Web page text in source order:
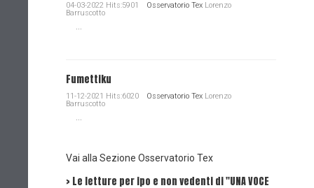
04-03-2022 Hits:5901 Osservatorio Tex Lorenzo
Barruscotto
...
Fumettiku
11-12-2021 Hits:6020 Osservatorio Tex Lorenzo
Barruscotto
...
Vai alla Sezione Osservatorio Tex
> Le letture per ipo e non vedenti di "UNA VOCE